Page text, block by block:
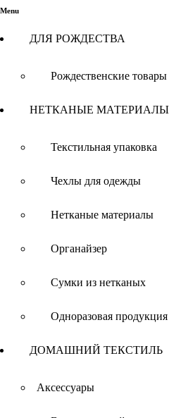
Menu
ДЛЯ РОЖДЕСТВА
Рождественские товары
НЕТКАНЫЕ МАТЕРИАЛЫ
Текстильная упаковка
Чехлы для одежды
Нетканые материалы
Органайзер
Сумки из нетканых
Одноразовая продукция
ДОМАШНИЙ ТЕКСТИЛЬ
Аксессуары